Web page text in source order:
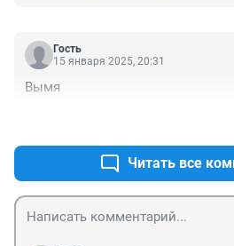
Гость
15 января 2025, 20:31
Вымя
Читать все